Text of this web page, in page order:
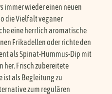
immer wieder einen neuen
die Vielfalt veganer
eine herrlich aromatische
Frikadellen oder richte den
als Spinat-Hummus-Dip mit
Frisch zubereitete
ist als Begleitung zu
zum regulären